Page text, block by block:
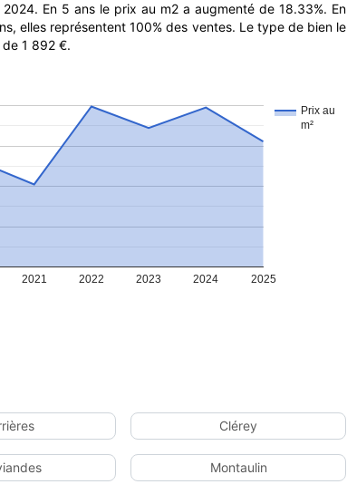
En 5 ans le prix au m2 a augmenté de 18.33%. En
elles représentent 100% des ventes. Le type de bien le
1 892 €.
Prix au
m²
2021 2022 2023 2024 2025
Clérey
Montaulin